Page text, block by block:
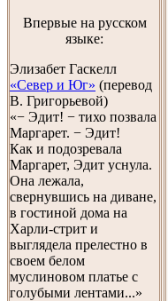
Впервые на русском
языке:
Элизабет Гаскелл
«Север и Юг» (перевод
В. Григорьевой)
«− Эдит! − тихо позвала
Маргарет. − Эдит!
Как и подозревала
Маргарет, Эдит уснула.
Она лежала,
свернувшись на диване,
в гостиной дома на
Харли-стрит и
выглядела прелестно в
своем белом
муслиновом платье с
голубыми лентами...»